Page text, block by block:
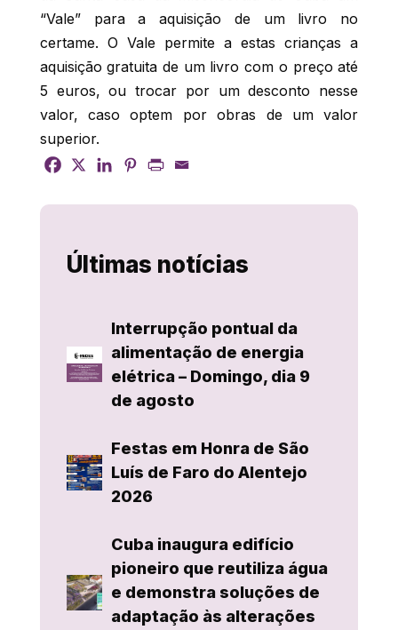
“Vale” para a aquisição de um livro no
certame. O Vale permite a estas crianças a
aquisição gratuita de um livro com o preço até
5 euros, ou trocar por um desconto nesse
valor, caso optem por obras de um valor
superior.
Últimas notícias
Interrupção pontual da
alimentação de energia
elétrica – Domingo, dia 9
de agosto
Festas em Honra de São
Luís de Faro do Alentejo
2026
Cuba inaugura edifício
pioneiro que reutiliza água
e demonstra soluções de
adaptação às alterações